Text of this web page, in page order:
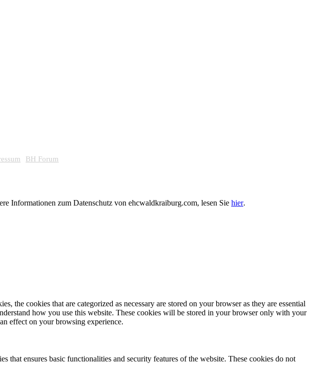
BH Forum
Informationen zum Datenschutz von ehcwaldkraiburg.com, lesen Sie hier.
the cookies that are categorized as necessary are stored on your browser as they are essential
how you use this website. These cookies will be stored in your browser only with your
effect on your browsing experience.
ensures basic functionalities and security features of the website. These cookies do not